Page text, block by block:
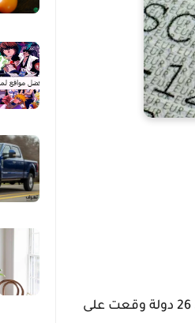
ما هي فيزا شنغن؟ إنها الفيزا المميزة التي تسمح لحاملها أن يسافر ويتنقل بين 26 دولة وقعت على